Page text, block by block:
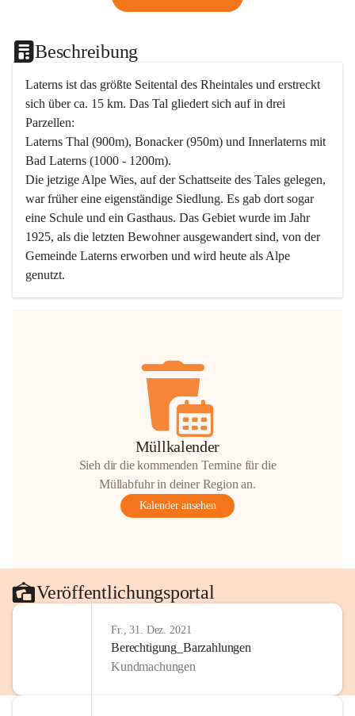
Beschreibung
Laterns ist das größte Seitental des Rheintales und erstreckt
sich über ca. 15 km. Das Tal gliedert sich auf in drei
Parzellen:
Laterns Thal (900m), Bonacker (950m) und Innerlaterns mit
Bad Laterns (1000 - 1200m).
Die jetzige Alpe Wies, auf der Schattseite des Tales gelegen,
war früher eine eigenständige Siedlung. Es gab dort sogar
eine Schule und ein Gasthaus. Das Gebiet wurde im Jahr
1925, als die letzten Bewohner ausgewandert sind, von der
Gemeinde Laterns erworben und wird heute als Alpe
genutzt.
Müllkalender
Sieh dir die kommenden Termine für die
Müllabfuhr in deiner Region an.
Kalender ansehen
Veröffentlichungsportal
Fr., 31. Dez. 2021
Berechtigung_Barzahlungen
Kundmachungen